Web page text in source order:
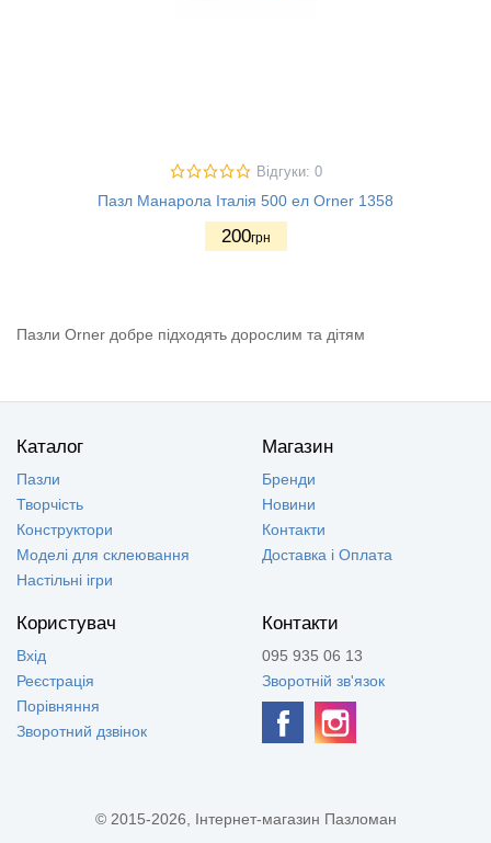
Відгуки: 0
Пазл Манарола Італія 500 ел Orner 1358
200грн
Пазли Orner добре підходять дорослим та дітям
Каталог
Пазли
Творчість
Конструктори
Моделі для склеювання
Настільні ігри
Магазин
Бренди
Новини
Контакти
Доставка і Оплата
Користувач
Вхід
Реєстрація
Порівняння
Зворотний дзвінок
Контакти
095 935 06 13
Зворотній зв'язок
© 2015-2026, Інтернет-магазин Пазломан